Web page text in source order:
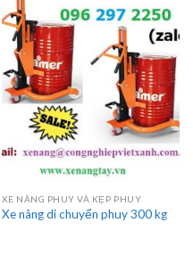
XE NÂNG PHUY VÀ KẸP PHUY
Xe nâng di chuyển phuy 300 kg